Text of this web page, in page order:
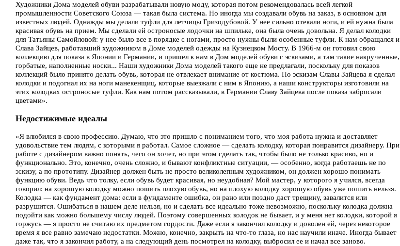
Художники Дома моделей обуви разрабатывали новую моду, которая потом рекомендовалась всей легкой
промышленности Советского Союза — такая была система. Но иногда мы создавали обувь на заказ, в основном для
известных людей. Однажды мы делали туфли для летчицы Гризодубовой. У нее сильно отекали ноги, и ей нужна была
красивая обувь на прием. Мы сделали ей остроносые лодочки на шпильке, она была очень довольна. Я делал колодки
для Татьяны Самойловой: у нее было все в порядке с ногами, просто нужны были особенные туфли. К нам обращался и
Слава Зайцев, работавший художником в Доме моделей одежды на Кузнецком Мосту. В 1966-м он готовил свою
коллекцию для показа в Японии и Германии, и пришел к нам в Дом моделей обуви с эскизами, а там такие накрученные,
горбатые, наполненные носки... Наши художники Дома моделей такого еще не предлагали, поскольку для показов
коллекций было принято делать обувь, которая не отвлекает внимание от костюма. По эскизам Славы Зайцева я сделал
колодки и подогнал их на ноги манекенщиц, которые выезжали с ним в Японию, а наши конструкторы изготовили на
этих колодках остроносые туфли. Как нам потом рассказывали, в Германии Славу Зайцева после показа забросали
цветами».
Недостижимые идеалы
«Я влюбился в свою профессию. Думаю, что это пришло с пониманием того, что моя работа нужна и доставляет
удовольствие тем людям, с которыми я работал. Самое сложное — сделать колодку, которая понравится дизайнеру. При
работе с дизайнером важно понять, чего он хочет, но при этом сделать так, чтобы было не только красиво, но и
функционально. Это, конечно, очень сложно, и бывают конфликтные ситуации, — особенно, когда работаешь не по
эскизу, а по прототипу. Дизайнер должен быть не просто великолепным художником, он должен хорошо понимать
функцию обуви. Ведь что толку, если обувь будет красивая, но неудобная? Мой мастер, у которого я учился, всегда
говорил: на хорошую колодку можно пошить плохую обувь, но на плохую колодку хорошую обувь уже пошить нельзя.
Колодка — как фундамент дома: если в фундаменте ошибка, он рано или поздно даст трещину, завалится или
разрушится. Ошибаться в нашем деле нельзя, но и сделать все идеально тоже невозможно, поскольку колодка должна
подойти как можно большему числу людей. Поэтому совершенных колодок не бывает, и у меня нет колодки, которой я
горжусь — я просто не считаю их предметом гордости. Даже если я закончил колодку и доволен ей, через некоторое
время я все равно замечаю недостатки. Можно, конечно, закрыть на что-то глаза, но нас научили иначе. Иногда бывает
даже так, что я закончил работу, а на следующий день посмотрел на колодку, выбросил ее и начал все заново.